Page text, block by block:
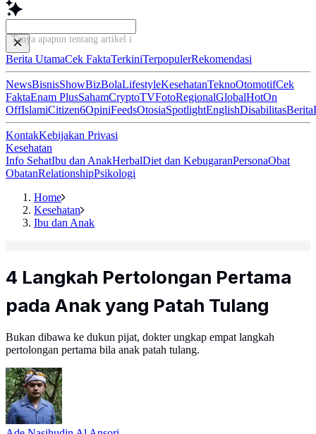
Tanya apapun tentang artikel ini...
Berita UtamaCek FaktaTerkiniTerpopulerRekomendasi
NewsBisnisShowBizBolaLifestyleKesehatanTeknoOtomotifCek
FaktaEnam PlusSahamCryptoTVFotoRegionalGlobalHotOn
OffIslamiCitizen6OpiniFeedsOtosiaSpotlightEnglishDisabilitasBerita
KontakKebijakan Privasi
Kesehatan
Info SehatIbu dan AnakHerbalDiet dan KebugaranPersonaObat
ObatanRelationshipPsikologi
Home
Kesehatan
Ibu dan Anak
4 Langkah Pertolongan Pertama
pada Anak yang Patah Tulang
Bukan dibawa ke dukun pijat, dokter ungkap empat langkah
pertolongan pertama bila anak patah tulang.